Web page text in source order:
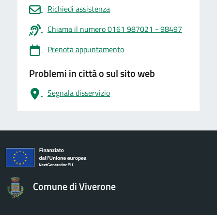
Richiedi assistenza
Chiama il numero 0161 987021 - 98497
Prenota appuntamento
Problemi in città o sul sito web
Segnala disservizio
logo Unione Europea
Comune di Viverone